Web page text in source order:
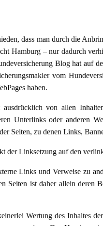
dass man durch die
Hamburg – nur dadurch
Blog hat auf
vom
haben.
von allen
Unterlinks oder anderen
Seiten, zu denen Links,
Linksetzung auf den
Links und Verweise zu
Seiten ist daher allein deren
Wertung des Inhaltes